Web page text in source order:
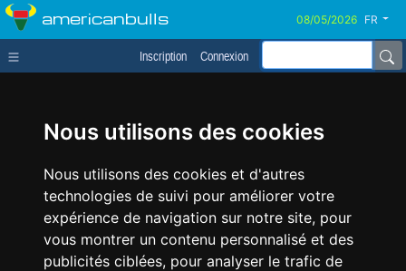
Nous utilisons des cookies
Nous utilisons des cookies et d'autres
technologies de suivi pour améliorer votre
expérience de navigation sur notre site, pour
vous montrer un contenu personnalisé et des
publicités ciblées, pour analyser le trafic de
americanbulls FR
Inscription Connexion